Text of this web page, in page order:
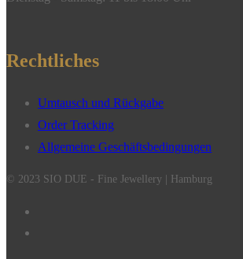
Rechtliches
Umtausch und Rückgabe
Order Tracking
Allgemeine Geschäftsbedingungen
© 2023 SIO DUE - Fine Jewellery | Hamburg